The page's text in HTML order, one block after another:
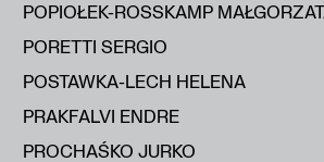
POPIOŁEK-ROSSKAMP MAŁGORZATA
PORETTI SERGIO
POSTAWKA-LECH HELENA
PRAKFALVI ENDRE
PROCHAŚKO JURKO